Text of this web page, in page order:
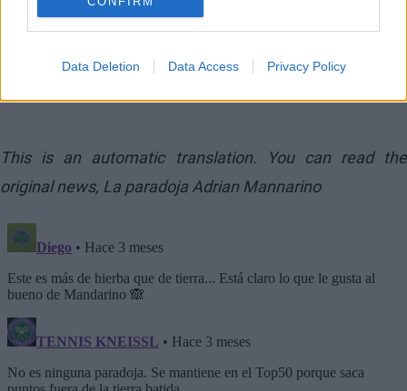
Data Deletion Data Access Privacy Policy
This is an automatic translation. You can read the
original news, La paradoja Adrian Mannarino